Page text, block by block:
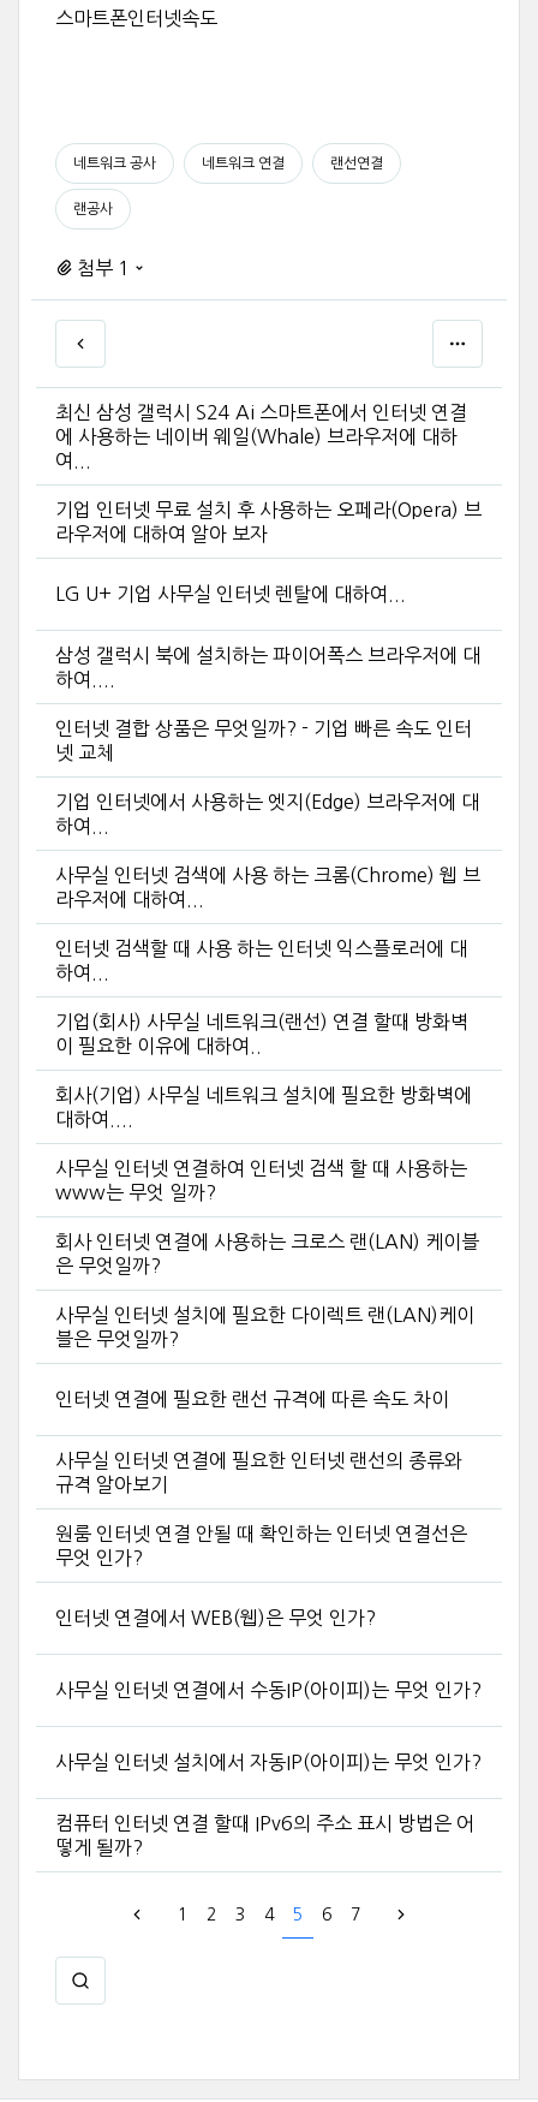
스마트폰인터넷속도
네트워크 공사 네트워크 연결 랜선연결
랜공사
첨부 1
최신 삼성 갤럭시 S24 Ai 스마트폰에서 인터넷 연결
에 사용하는 네이버 웨일(Whale) 브라우저에 대하
여...
기업 인터넷 무료 설치 후 사용하는 오페라(Opera) 브
라우저에 대하여 알아 보자
LG U+ 기업 사무실 인터넷 렌탈에 대하여...
삼성 갤럭시 북에 설치하는 파이어폭스 브라우저에 대
하여....
인터넷 결합 상품은 무엇일까? - 기업 빠른 속도 인터
넷 교체
기업 인터넷에서 사용하는 엣지(Edge) 브라우저에 대
하여...
사무실 인터넷 검색에 사용 하는 크롬(Chrome) 웹 브
라우저에 대하여...
인터넷 검색할 때 사용 하는 인터넷 익스플로러에 대
하여...
기업(회사) 사무실 네트워크(랜선) 연결 할때 방화벽
이 필요한 이유에 대하여..
회사(기업) 사무실 네트워크 설치에 필요한 방화벽에
대하여....
사무실 인터넷 연결하여 인터넷 검색 할 때 사용하는
www는 무엇 일까?
회사 인터넷 연결에 사용하는 크로스 랜(LAN) 케이블
은 무엇일까?
사무실 인터넷 설치에 필요한 다이렉트 랜(LAN)케이
블은 무엇일까?
인터넷 연결에 필요한 랜선 규격에 따른 속도 차이
사무실 인터넷 연결에 필요한 인터넷 랜선의 종류와
규격 알아보기
원룸 인터넷 연결 안될 때 확인하는 인터넷 연결선은
무엇 인가?
인터넷 연결에서 WEB(웹)은 무엇 인가?
사무실 인터넷 연결에서 수동IP(아이피)는 무엇 인가?
사무실 인터넷 설치에서 자동IP(아이피)는 무엇 인가?
컴퓨터 인터넷 연결 할때 IPv6의 주소 표시 방법은 어
떻게 될까?
1 2 3 4 5 6 7